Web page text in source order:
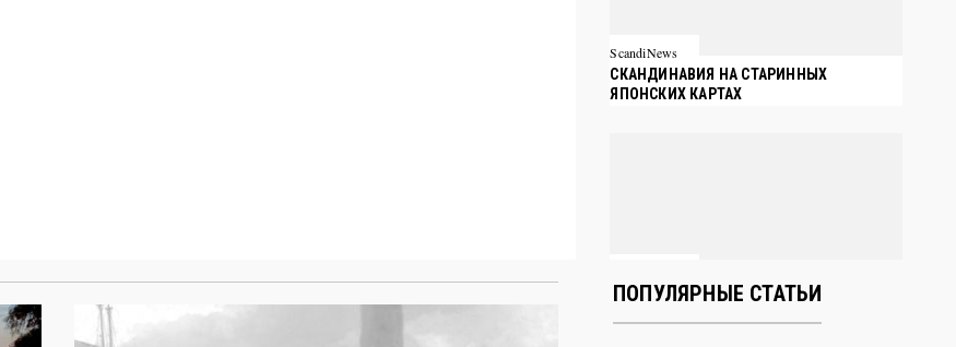
ScandiNews
СКАНДИНАВИЯ НА СТАРИННЫХ
ЯПОНСКИХ КАРТАХ
17 ВЕСКИХ ПРИЧИН БИЗНЕС-
ПОПУЛЯРНЫЕ СТАТЬИ